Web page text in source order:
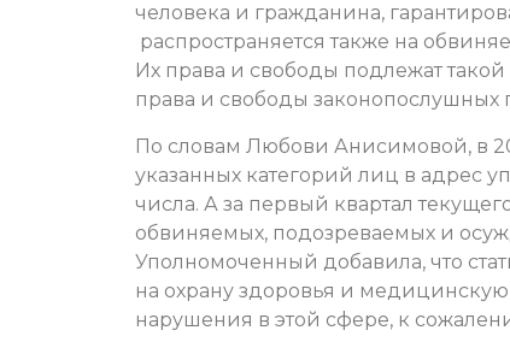
человека и гражданина,
распространяется также на
Их права и свободы подлежат
права и свободы законопослушных
По словам Любови Анисимовой, в
указанных категорий лиц в адрес
числа. А за первый квартал
обвиняемых, подозреваемых и
Уполномоченный добавила, что
на охрану здоровья и
нарушения в этой сфере, к